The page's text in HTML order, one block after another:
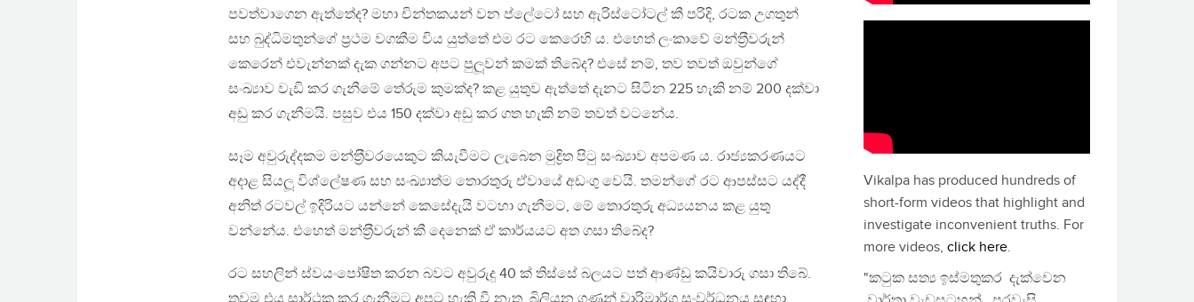
පවත්වාගෙන ඇත්තේද? මහා චින්තකයන් වන ප්ලේටෝ සහ ඇරිස්ටෝටල් කී පරිදි, රටක උගතුන්
සහ බුද්ධිමතුන්ගේ ප‍්‍රථම වගකීම විය යුත්තේ එම රට කෙරෙහි ය. එහෙත් ලංකාවේ මන්ත‍්‍රීවරුන්
කෙරෙන් එවැන්නක් දැක ගන්නට අපට පුලූවන් කමක් තිබේද? එසේ නම්, තව තවත් ඔවුන්ගේ
සංඛ්‍යාව වැඩි කර ගැනීමේ තේරුම කුමක්ද? කළ යුතුව ඇත්තේ දැනට සිටින 225 හැකි නම් 200 දක්වා
අඩු කර ගැනීමයි. පසුව එය 150 දක්වා අඩු කර ගත හැකි නම් තවත් වටනේය.
සෑම අවුරුද්දකම මන්ත‍්‍රීවරයෙකුට කියැවීමට ලැබෙන මුද්‍රිත පිටු සංඛ්‍යාව අපමණ ය. රාජ්‍යකරණයට
අදාළ සියලූ විශ්ලේෂණ සහ සංඛ්‍යාත්ම තොරතුරු ඒවායේ අඩංගු වෙයි. තමන්ගේ රට ආපස්සට යද්දී
අනිත් රටවල් ඉදිරියට යන්නේ කෙසේදැයි වටහා ගැනීමට, මේ තොරතුරු අධ්‍යයනය කළ යුතු
වන්නේය. එහෙත් මන්ත‍්‍රීවරුන් කී දෙනෙක් ඒ කාර්යයට අත ගසා තිබේද?
රට සහලින් ස්වයංපෝෂිත කරන බවට අවුරුදු 40 ක් තිස්සේ බලයට පත් ආණ්ඩු කයිවාරු ගසා තිබේ.
Vikalpa has produced hundreds of
short-form videos that highlight and
investigate inconvenient truths. For
more videos, click here.
"කටුක සත්‍ය ඉස්මතුකර දැක්වෙන